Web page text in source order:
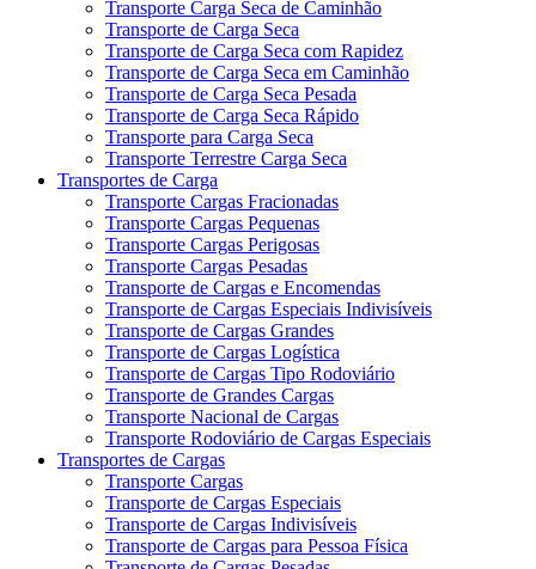
Transporte Carga Seca de Caminhão
Transporte de Carga Seca
Transporte de Carga Seca com Rapidez
Transporte de Carga Seca em Caminhão
Transporte de Carga Seca Pesada
Transporte de Carga Seca Rápido
Transporte para Carga Seca
Transporte Terrestre Carga Seca
Transportes de Carga
Transporte Cargas Fracionadas
Transporte Cargas Pequenas
Transporte Cargas Perigosas
Transporte Cargas Pesadas
Transporte de Cargas e Encomendas
Transporte de Cargas Especiais Indivisíveis
Transporte de Cargas Grandes
Transporte de Cargas Logística
Transporte de Cargas Tipo Rodoviário
Transporte de Grandes Cargas
Transporte Nacional de Cargas
Transporte Rodoviário de Cargas Especiais
Transportes de Cargas
Transporte Cargas
Transporte de Cargas Especiais
Transporte de Cargas Indivisíveis
Transporte de Cargas para Pessoa Física